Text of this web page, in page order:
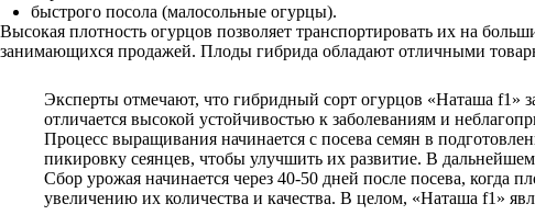
быстрого посола (малосольные огурцы).
Высокая плотность огурцов позволяет транспортировать их на
занимающихся продажей. Плоды гибрида обладают отличными
Эксперты отмечают, что гибридный сорт огурцов «Наташа f1»
отличается высокой устойчивостью к заболеваниям и
Процесс выращивания начинается с посева семян в
пикировку сеянцев, чтобы улучшить их развитие. В
Сбор урожая начинается через 40-50 дней после посева, когда
увеличению их количества и качества. В целом, «Наташа f1»